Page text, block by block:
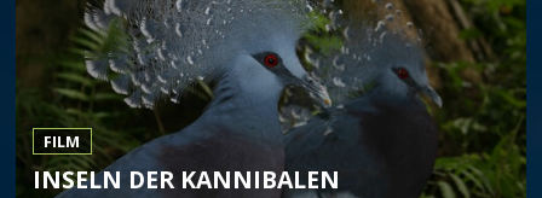
FILM
INSELN DER KANNIBALEN